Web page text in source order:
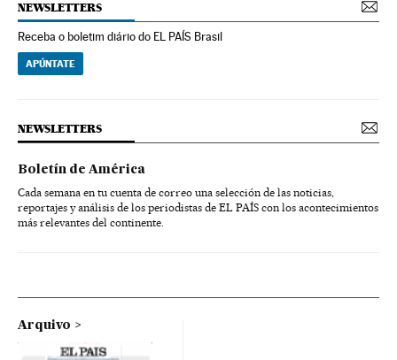
NEWSLETTERS
Receba o boletim diário do EL PAÍS Brasil
APÚNTATE
NEWSLETTERS
Boletín de América
Cada semana en tu cuenta de correo una selección de las noticias,
reportajes y análisis de los periodistas de EL PAÍS con los acontecimientos
más relevantes del continente.
Arquivo